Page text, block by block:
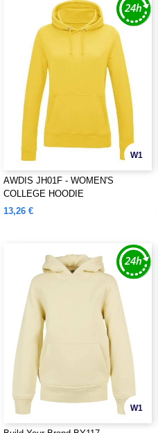
W1
AWDIS JH01F - WOMEN'S
COLLEGE HOODIE
13,26 €
W1